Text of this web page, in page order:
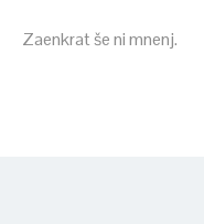
Zaenkrat še ni mnenj.